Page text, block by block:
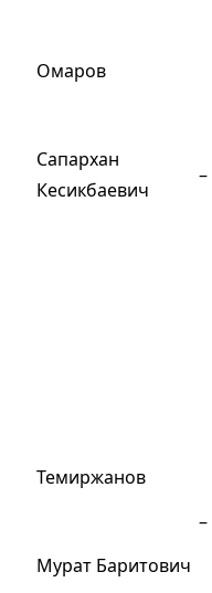
Омаров
Сапархан
Кесикбаевич
–
Темиржанов
Мурат Баритович
–